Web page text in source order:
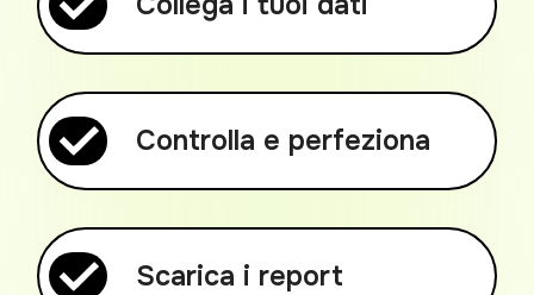
Controlla e perfeziona
Scarica i report